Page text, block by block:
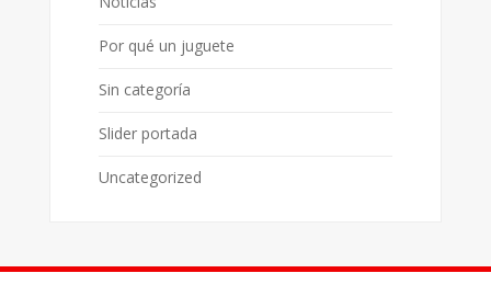
Por qué un juguete
Sin categoría
Slider portada
Uncategorized